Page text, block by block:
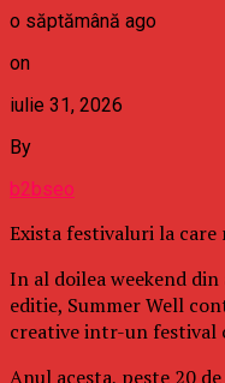
o săptămână ago
on
iulie 31, 2026
By
b2bseo
Exista festivaluri la
In al doilea weekend
editie, Summer Well
creative intr-un festival
Anul acesta, peste 20